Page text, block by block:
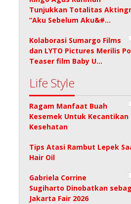
Tunjukkan Totalitas
“Aku Sebelum Aku&#…
Kolaborasi Sumargo Films
dan LYTO Pictures Merilis
Teaser film Baby U…
Life Style
Ragam Manfaat Buah
Kesemek Untuk Kecantikan
Kesehatan
Tips Atasi Rambut Lepek
Hair Oil
Gabriela Corrine
Sugiharto Dinobatkan
Jakarta Fair 2026